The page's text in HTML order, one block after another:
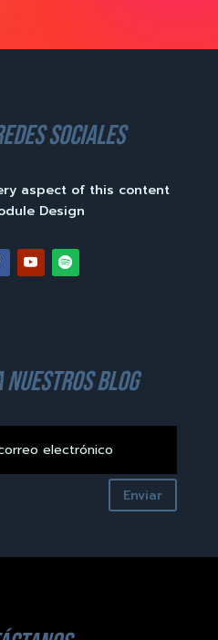
sociales
aspect of this content
Design
nuestros blog
Enviar